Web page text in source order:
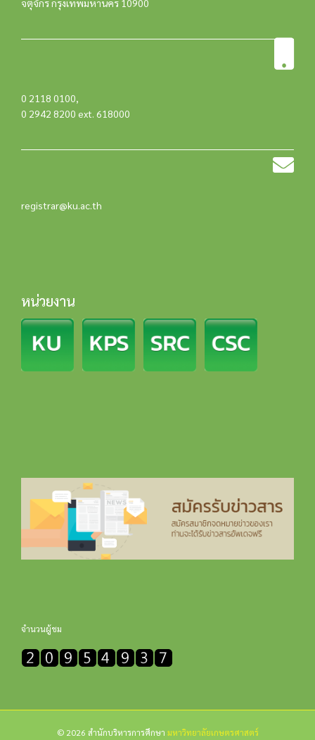
จตุจักร กรุงเทพมหานคร 10900
0 2118 0100,
0 2942 8200 ext. 618000
registrar@ku.ac.th
หน่วยงาน
จำนวนผู้ชม
© 2026 สำนักบริหารการศึกษา มหาวิทยาลัยเกษตรศาสตร์